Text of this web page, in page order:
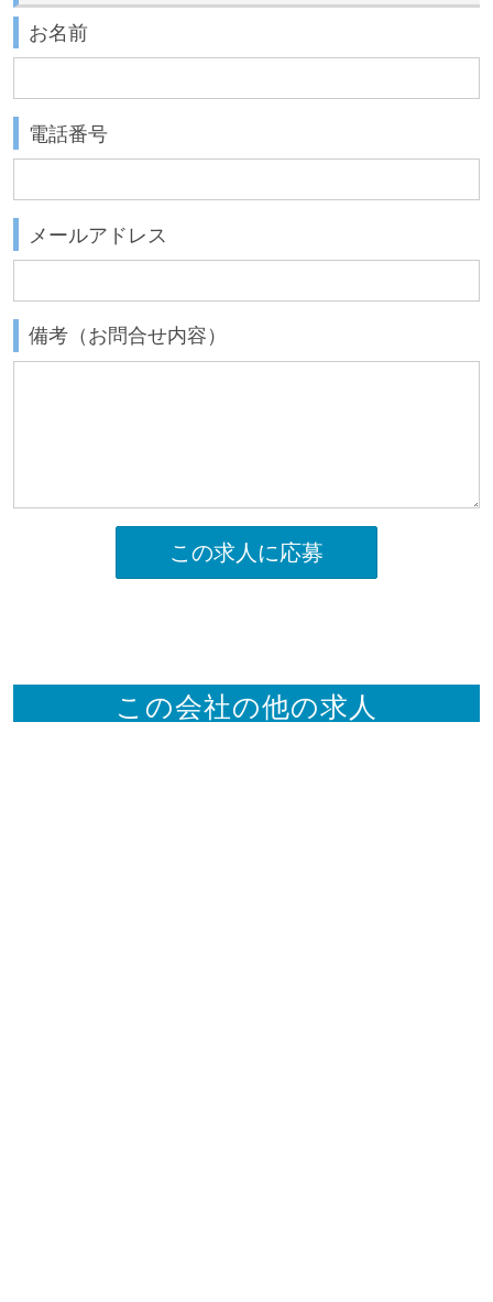
お名前
電話番号
メールアドレス
備考（お問合せ内容）
この求人に応募
この会社の他の求人